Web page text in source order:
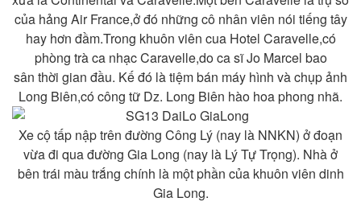
của hảng Air France,ở đó những cô nhân viên nói tiếng tây
hay hơn đầm.Trong khuôn viên cua Hotel Caravelle,có
phòng trà ca nhạc Caravelle,do ca sĩ Jo Marcel bao
sân thời gian đầu. Kế đó là tiệm bán máy hình và chụp ảnh
Long Biên,có công tữ Dz. Long Biên hào hoa phong nhã.
Xe cộ tấp nập trên đường Công Lý (nay là NNKN) ở đoạn
vừa đi qua đường Gia Long (nay là Lý Tự Trọng). Nhà ở
bên trái màu trắng chính là một phần của khuôn viên dinh
Gia Long.